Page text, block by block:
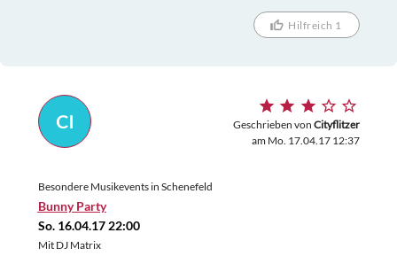
Hilfreich 1
CI Geschrieben von Cityflitzer
am Mo. 17.04.17 12:37
Besondere Musikevents in Schenefeld
Bunny Party
So. 16.04.17 22:00
Mit DJ Matrix